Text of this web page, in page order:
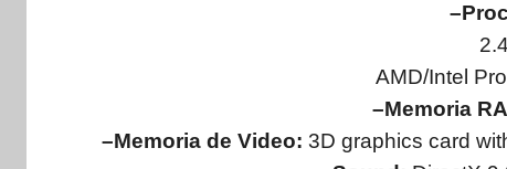
AMD/Intel
–Memoria
–Memoria de Video: 3D graphics card